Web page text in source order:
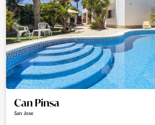
Can Pinsa
San Jose